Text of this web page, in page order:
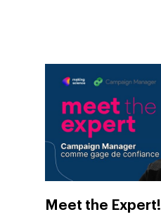
Meet the Expert!